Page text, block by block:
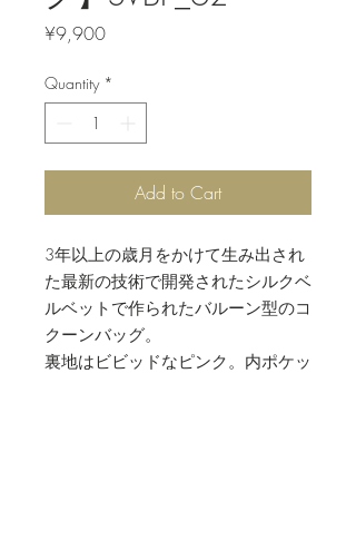
¥9,900Price
Quantity *
Add to Cart
3年以上の歳月をかけて生み出され
た最新の技術で開発されたシルクベ
ルベットで作られたバルーン型のコ
クーンバッグ。
裏地はビビッドなピンク。内ポケッ